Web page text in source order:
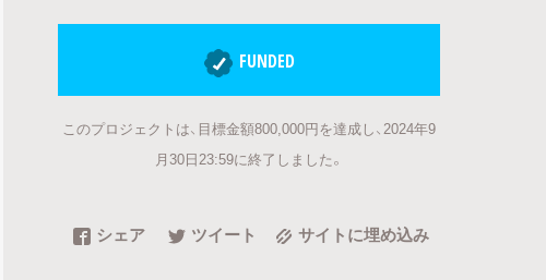
FUNDED
このプロジェクトは、目標金額800,000円を達成し、2024年9
月30日23:59に終了しました。
シェア ツイート サイトに埋め込み